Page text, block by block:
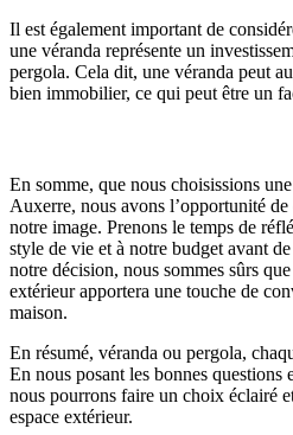
Il est également important de
une véranda représente un
pergola. Cela dit, une véranda peut
bien immobilier, ce qui peut être un
En somme, que nous choisissions
Auxerre, nous avons l’opportunité de
notre image. Prenons le temps de
style de vie et à notre budget avant
notre décision, nous sommes sûrs
extérieur apportera une touche de
maison.
En résumé, véranda ou pergola,
En nous posant les bonnes questions
nous pourrons faire un choix éclairé
espace extérieur.